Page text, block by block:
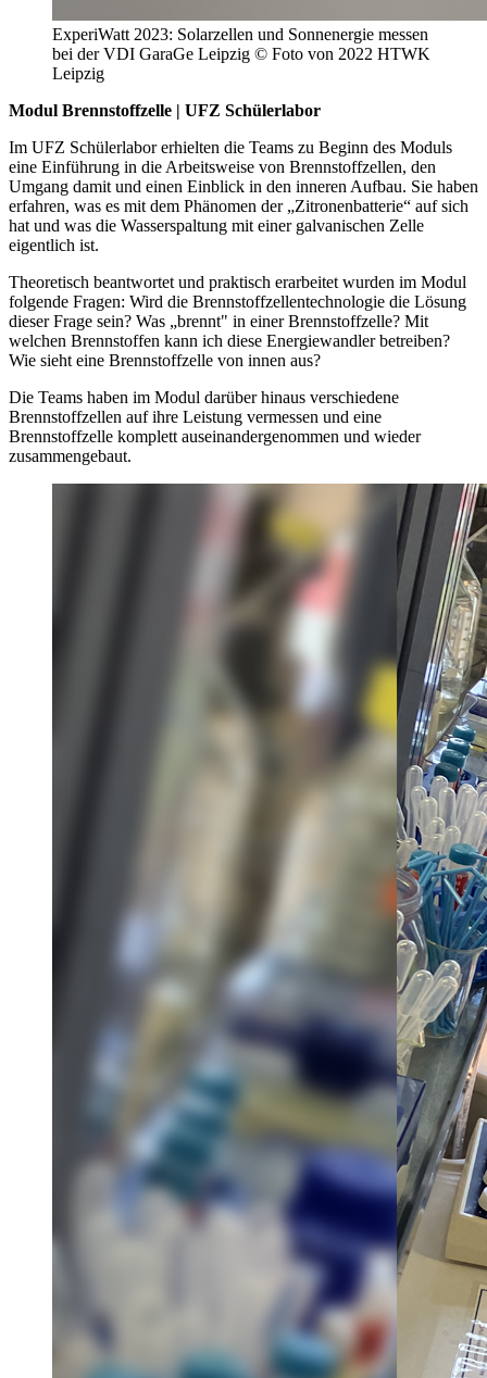
ExperiWatt 2023: Solarzellen und Sonnenergie messen
bei der VDI GaraGe Leipzig © Foto von 2022 HTWK
Leipzig
Modul Brennstoffzelle | UFZ Schülerlabor
Im UFZ Schülerlabor erhielten die Teams zu Beginn des Moduls
eine Einführung in die Arbeitsweise von Brennstoffzellen, den
Umgang damit und einen Einblick in den inneren Aufbau. Sie haben
erfahren, was es mit dem Phänomen der „Zitronenbatterie“ auf sich
hat und was die Wasserspaltung mit einer galvanischen Zelle
eigentlich ist.
Theoretisch beantwortet und praktisch erarbeitet wurden im Modul
folgende Fragen: Wird die Brennstoffzellentechnologie die Lösung
dieser Frage sein? Was „brennt" in einer Brennstoffzelle? Mit
welchen Brennstoffen kann ich diese Energiewandler betreiben?
Wie sieht eine Brennstoffzelle von innen aus?
Die Teams haben im Modul darüber hinaus verschiedene
Brennstoffzellen auf ihre Leistung vermessen und eine
Brennstoffzelle komplett auseinandergenommen und wieder
zusammengebaut.